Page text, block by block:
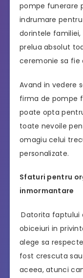
pompe funerare
indrumare
dorintele
prelua absolut
ceremonie sa fie
Avand in vedere
firma de pompe
poate opta
toate nevoile
omagiu celui
personalizate.
Sfaturi pentru
inmormantare
Datorita faptului
obiceiuri in
alege sa
fost crescuta
aceea, atunci